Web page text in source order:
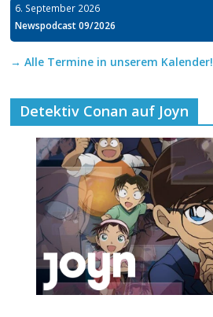
6. September 2026
Newspodcast 09/2026
→ Alle Termine in unserem Kalender!
Detektiv Conan auf Joyn